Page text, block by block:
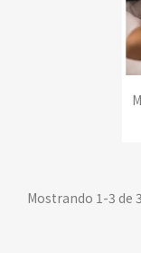
Mostrando 1-3 de